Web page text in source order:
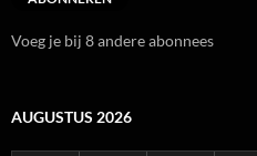
Voeg je bij 8 andere abonnees
AUGUSTUS 2026